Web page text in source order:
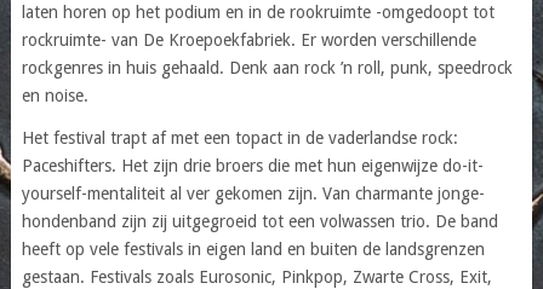
laten horen op het podium en in de rookruimte -omgedoopt tot
rockruimte- van De Kroepoekfabriek. Er worden verschillende
rockgenres in huis gehaald. Denk aan rock ’n roll, punk, speedrock
en noise.
Het festival trapt af met een topact in de vaderlandse rock:
Paceshifters. Het zijn drie broers die met hun eigenwijze do-it-
yourself-mentaliteit al ver gekomen zijn. Van charmante jonge-
hondenband zijn zij uitgegroeid tot een volwassen trio. De band
heeft op vele festivals in eigen land en buiten de landsgrenzen
gestaan. Festivals zoals Eurosonic, Pinkpop, Zwarte Cross, Exit,